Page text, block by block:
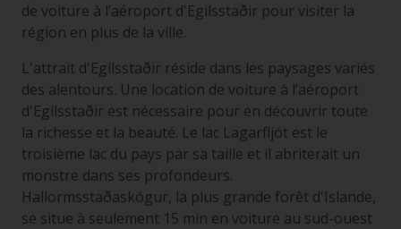
de voiture à l’aéroport d'Egilsstaðir pour visiter la
région en plus de la ville.
L'attrait d'Egilsstaðir réside dans les paysages variés
des alentours. Une location de voiture à l’aéroport
d'Egilsstaðir est nécessaire pour en découvrir toute
la richesse et la beauté. Le lac Lagarfljót est le
troisième lac du pays par sa taille et il abriterait un
monstre dans ses profondeurs.
Hallormsstaðaskógur, la plus grande forêt d'Islande,
se situe à seulement 15 min en voiture au sud-ouest